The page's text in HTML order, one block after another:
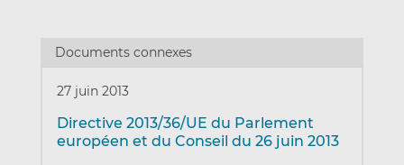
Documents connexes
27 juin 2013
Directive 2013/36/UE du Parlement
européen et du Conseil du 26 juin 2013